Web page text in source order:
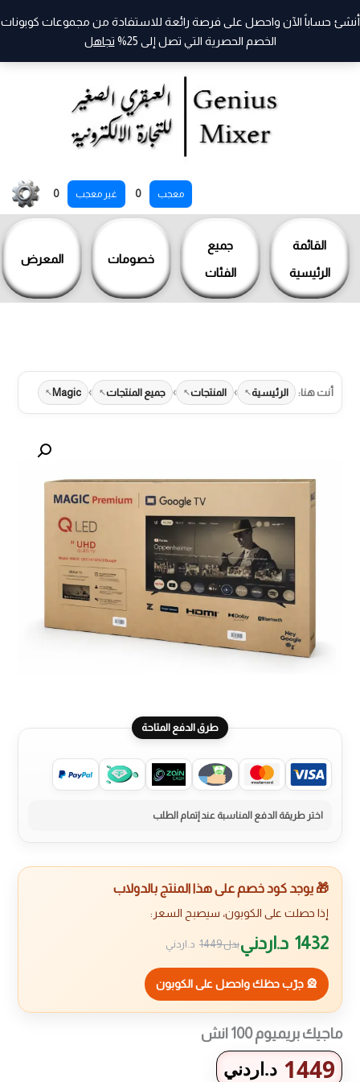
معجب 0 غير معجب 0
القائمة
الرئيسية
جميع
الفئات
خصومات المعرض
أنشئ حساباً الآن واحصل على فرصة رائعة للاستفادة من مجموعات كوبونات
الخصم الحصرية التي تصل إلى 25%
تجاهل
المحتوى
أنت هنا: الرئيسية › المنتجات › جميع المنتجات ›
Magic
طرق الدفع المتاحة
🎁 يوجد كود خصم على هذا المنتج بالدولاب
إذا حصلت على الكوبون، سيصبح السعر:
1432 د.اردنيبدل1449 د.اردني
🎡 جرّب حظك واحصل على الكوبون
ماجيك بريميوم 100 انش
1449 د.اردني